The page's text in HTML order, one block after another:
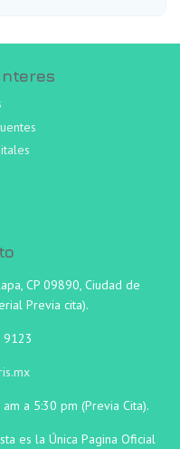
CP 09890, Ciudad de
Previa cita).
9123
a 5:30 pm (Previa Cita).
es la Única Pagina Oficial